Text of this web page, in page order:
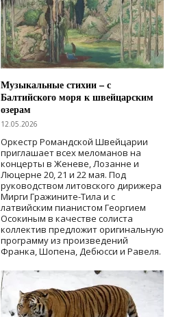
Музыкальные стихии – с
Балтийского моря к швейцарским
озерам
12.05.2026
Оркестр Романдской Швейцарии
приглашает всех меломанов на
концерты в Женеве, Лозанне и
Люцерне 20, 21 и 22 мая. Под
руководством литовского дирижера
Мирги Гражините-Тила и с
латвийским пианистом Георгием
Осокиным в качестве солиста
коллектив предложит оригинальную
программу из произведений
Франка, Шопена, Дебюсси и Равеля.